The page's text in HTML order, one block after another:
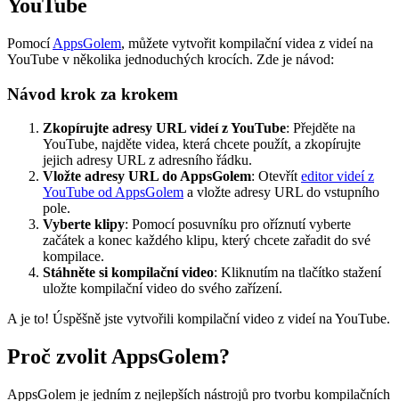
YouTube
PomocíAppsGolem, můžete vytvořit kompilační videa z videí na
YouTube v několika jednoduchých krocích. Zde je návod:
Návod krok za krokem
Zkopírujte adresy URL videí z YouTube: Přejděte na
YouTube, najděte videa, která chcete použít, a zkopírujte
jejich adresy URL z adresního řádku.
Vložte adresy URL do AppsGolem: Otevříteditor videí z
YouTube od AppsGolem a vložte adresy URL do vstupního
pole.
Vyberte klipy: Pomocí posuvníku pro oříznutí vyberte
začátek a konec každého klipu, který chcete zařadit do své
kompilace.
Stáhněte si kompilační video: Kliknutím na tlačítko stažení
uložte kompilační video do svého zařízení.
A je to! Úspěšně jste vytvořili kompilační video z videí na YouTube.
Proč zvolit AppsGolem?
AppsGolem je jedním z nejlepších nástrojů pro tvorbu kompilačních